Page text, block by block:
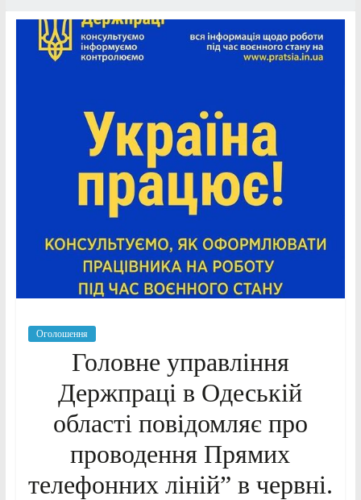
Оголошення
Головне управління
Держпраці в Одеській
області повідомляє про
проводення Прямих
телефонних ліній” в червні.